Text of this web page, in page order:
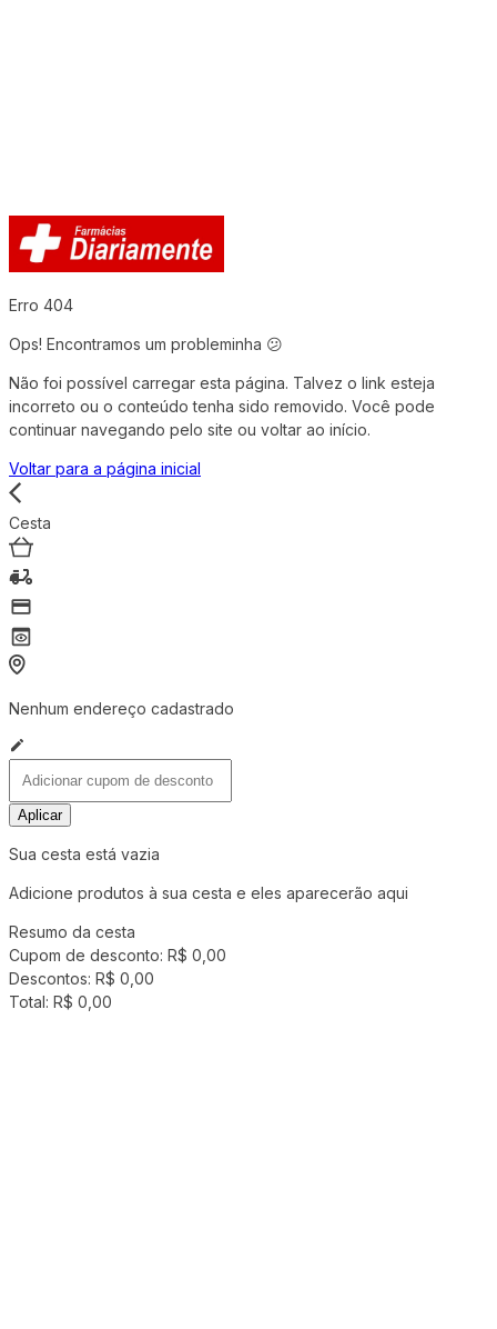
Erro 404
Ops! Encontramos um probleminha 😕
Não foi possível carregar esta página. Talvez o link esteja
incorreto ou o conteúdo tenha sido removido. Você pode
continuar navegando pelo site ou voltar ao início.
Voltar para a página inicial
Cesta
Nenhum endereço cadastrado
Aplicar
Sua cesta está vazia
Adicione produtos à sua cesta e eles aparecerão aqui
Resumo da cesta
Cupom de desconto: R$ 0,00
Descontos: R$ 0,00
Total: R$ 0,00